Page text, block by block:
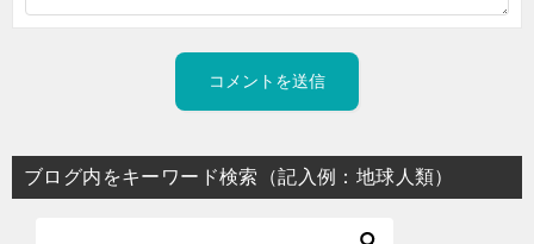
ブログ内をキーワード検索（記入例：地球人類）